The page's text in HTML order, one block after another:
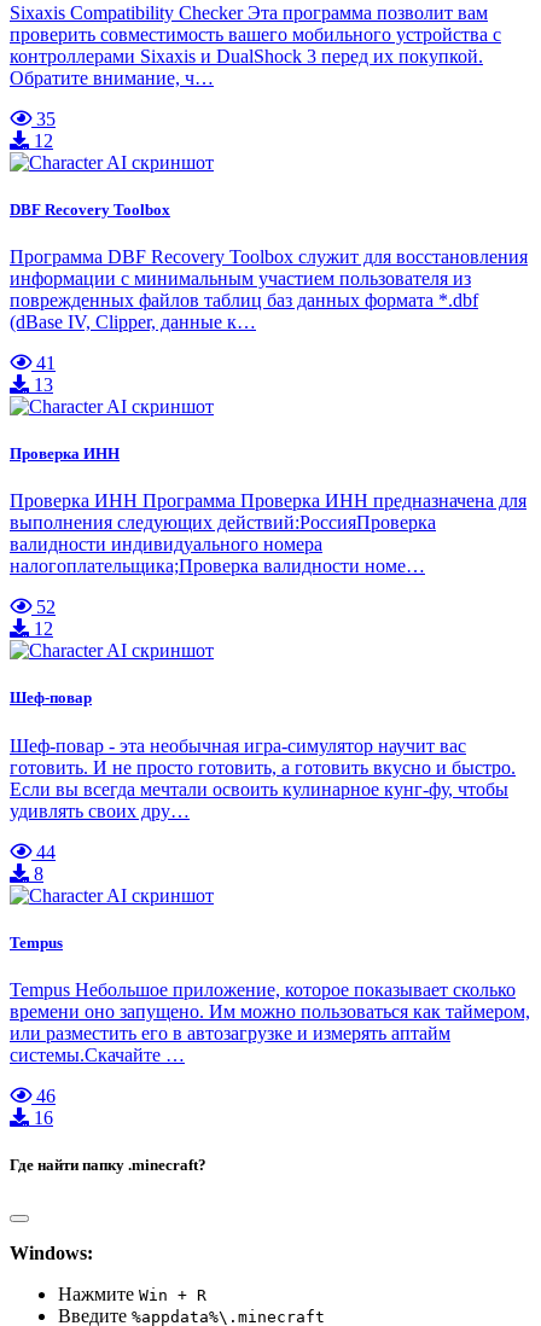
Sixaxis Compatibility Checker Эта программа позволит вам
проверить совместимость вашего мобильного устройства с
контроллерами Sixaxis и DualShock 3 перед их покупкой.
Обратите внимание, ч…
35
12
DBF Recovery Toolbox
Программа DBF Recovery Toolbox служит для восстановления
информации с минимальным участием пользователя из
поврежденных файлов таблиц баз данных формата *.dbf
(dBase IV, Clipper, данные к…
41
13
Проверка ИНН
Проверка ИНН Программа Проверка ИНН предназначена для
выполнения следующих действий:РоссияПроверка
валидности индивидуального номера
налогоплательщика;Проверка валидности номе…
52
12
Шеф-повар
Шеф-повар - эта необычная игра-симулятор научит вас
готовить. И не просто готовить, а готовить вкусно и быстро.
Если вы всегда мечтали освоить кулинарное кунг-фу, чтобы
удивлять своих дру…
44
8
Tempus
Tempus Небольшое приложение, которое показывает сколько
времени оно запущено. Им можно пользоваться как таймером,
или разместить его в автозагрузке и измерять аптайм
системы.Скачайте …
46
16
Где найти папку .minecraft?
Windows:
Нажмите Win + R
Введите %appdata%\.minecraft